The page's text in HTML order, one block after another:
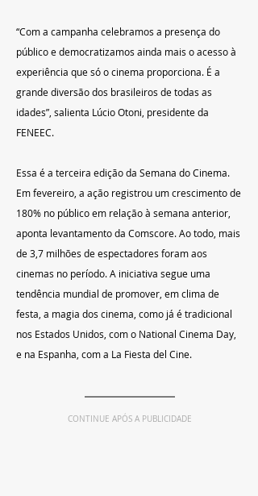
“Com a campanha celebramos a presença do
público e democratizamos ainda mais o acesso à
experiência que só o cinema proporciona. É a
grande diversão dos brasileiros de todas as
idades”, salienta Lúcio Otoni, presidente da
FENEEC.
Essa é a terceira edição da Semana do Cinema.
Em fevereiro, a ação registrou um crescimento de
180% no público em relação à semana anterior,
aponta levantamento da Comscore. Ao todo, mais
de 3,7 milhões de espectadores foram aos
cinemas no período. A iniciativa segue uma
tendência mundial de promover, em clima de
festa, a magia dos cinema, como já é tradicional
nos Estados Unidos, com o National Cinema Day,
e na Espanha, com a La Fiesta del Cine.
CONTINUE APÓS A PUBLICIDADE